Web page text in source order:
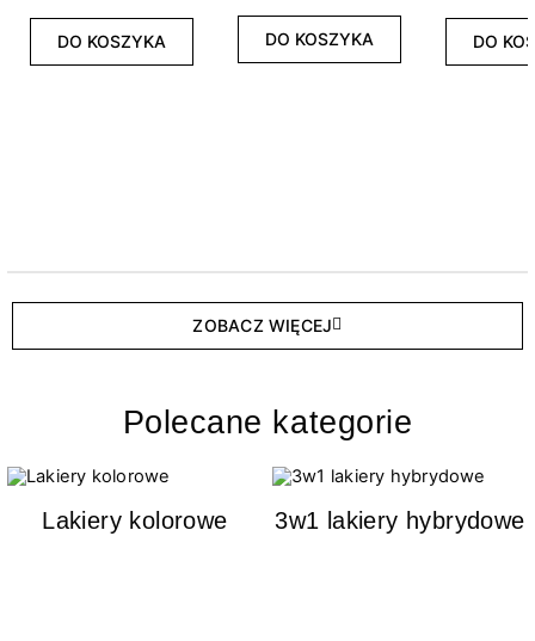
DO KOSZYKA DO KOSZYKA DO
ZOBACZ WIĘCEJ
Polecane kategorie
Lakiery kolorowe 3w1 lakiery hybrydowe